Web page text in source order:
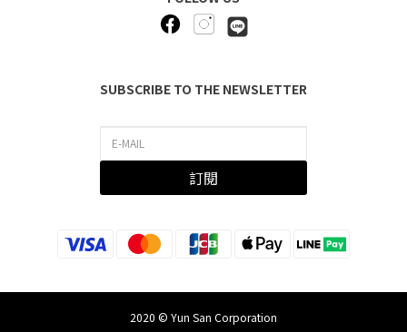
SUBSCRIBE TO THE NEWSLETTER
訂閱
2020 © Yun San Corporation